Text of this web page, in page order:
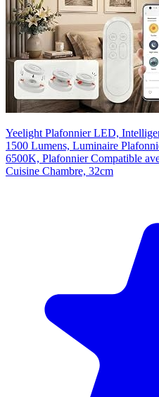
Yeelight Plafonnier LED,
1500 Lumens, Luminaire
6500K, Plafonnier Compatible
Cuisine Chambre, 32cm